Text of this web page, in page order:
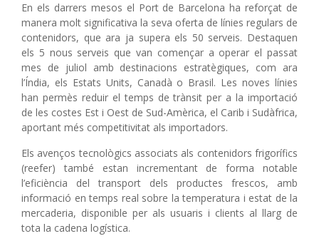
En els darrers mesos el Port de Barcelona ha reforçat de
manera molt significativa la seva oferta de línies regulars de
contenidors, que ara ja supera els 50 serveis. Destaquen
els 5 nous serveis que van començar a operar el passat
mes de juliol amb destinacions estratègiques, com ara
l’Índia, els Estats Units, Canadà o Brasil. Les noves línies
han permès reduir el temps de trànsit per a la importació
de les costes Est i Oest de Sud-Amèrica, el Carib i Sudàfrica,
aportant més competitivitat als importadors.
Els avenços tecnològics associats als contenidors frigorífics
(reefer) també estan incrementant de forma notable
l’eficiència del transport dels productes frescos, amb
informació en temps real sobre la temperatura i estat de la
mercaderia, disponible per als usuaris i clients al llarg de
tota la cadena logística.